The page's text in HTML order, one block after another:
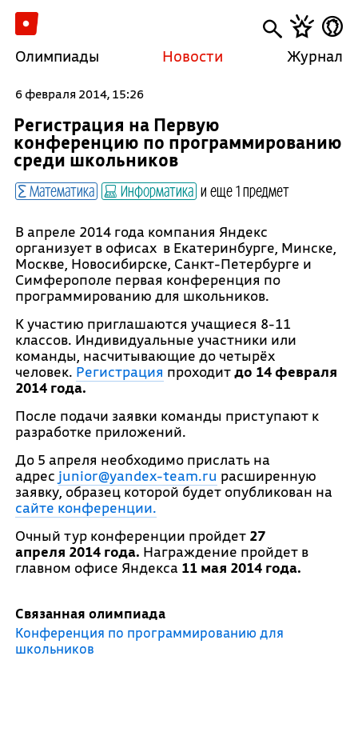
Олимпиады Новости Журнал
6 февраля 2014, 15:26
Регистрация на Первую
конференцию по программированию
среди школьников
Математика Информатика и еще 1 предмет
В апреле 2014 года компания Яндекс
организует в офисах в Екатеринбурге, Минске,
Москве, Новосибирске, Санкт-Петербурге и
Симферополе первая конференция по
программированию для школьников.
К участию приглашаются учащиеся 8-11
классов. Индивидуальные участники или
команды, насчитывающие до четырёх
человек. Регистрация проходитдо 14 февраля
2014 года.
После подачи заявки команды приступают к
разработке приложений.
До 5 апреля необходимо прислать на
адрес junior@yandex-team.ru расширенную
заявку, образец которой будет опубликован на
сайте конференции.
Очный тур конференции пройдет 27
апреля 2014 года. Награждение пройдет в
главном офисе Яндекса 11 мая 2014 года.
Связанная олимпиада
Конференция по программированию для
школьников